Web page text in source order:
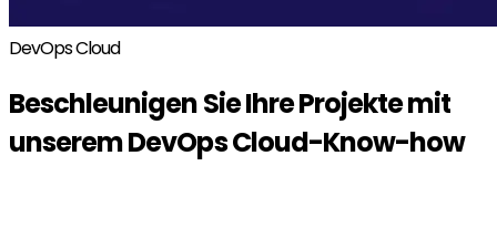
DevOps Cloud
Beschleunigen Sie Ihre Projekte mit
unseremDevOps Cloud-Know-how